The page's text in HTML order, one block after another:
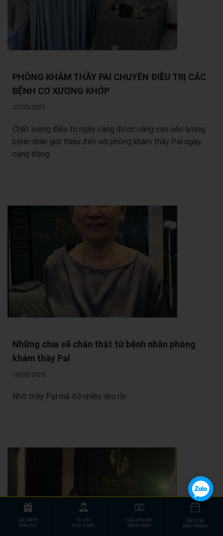
PHÒNG KHÁM THẦY PAl CHUYÊN ĐIỀU TRỊ CÁC
BỆNH CƠ XƯƠNG KHỚP
17/03/2025
Chất lượng điều trị ngày càng được nâng cao nên lượng
bệnh nhân giới thiệu đến với phòng khám thầy Pal ngày
càng đông.
Những chia sẽ chân thật từ bệnh nhân phòng
khám thầy Pal
10/03/2025
Nhờ thầy Pal mà đỡ nhiều lắm rồi
Các bệnh
Điều trị
Tư vấn
trực tuyến
Câu chuyện
bệnh nhân
Đăng ký
thăm khám